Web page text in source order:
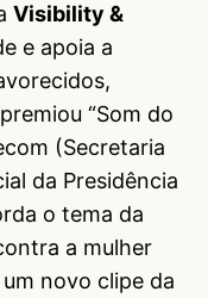
Visibility &
e apoia a
“Som do
(Secretaria
da Presidência
o tema da
a mulher
novo clipe da